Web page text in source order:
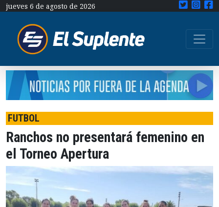
jueves 6 de agosto de 2026
FUTBOL
Ranchos no presentará femenino en
el Torneo Apertura